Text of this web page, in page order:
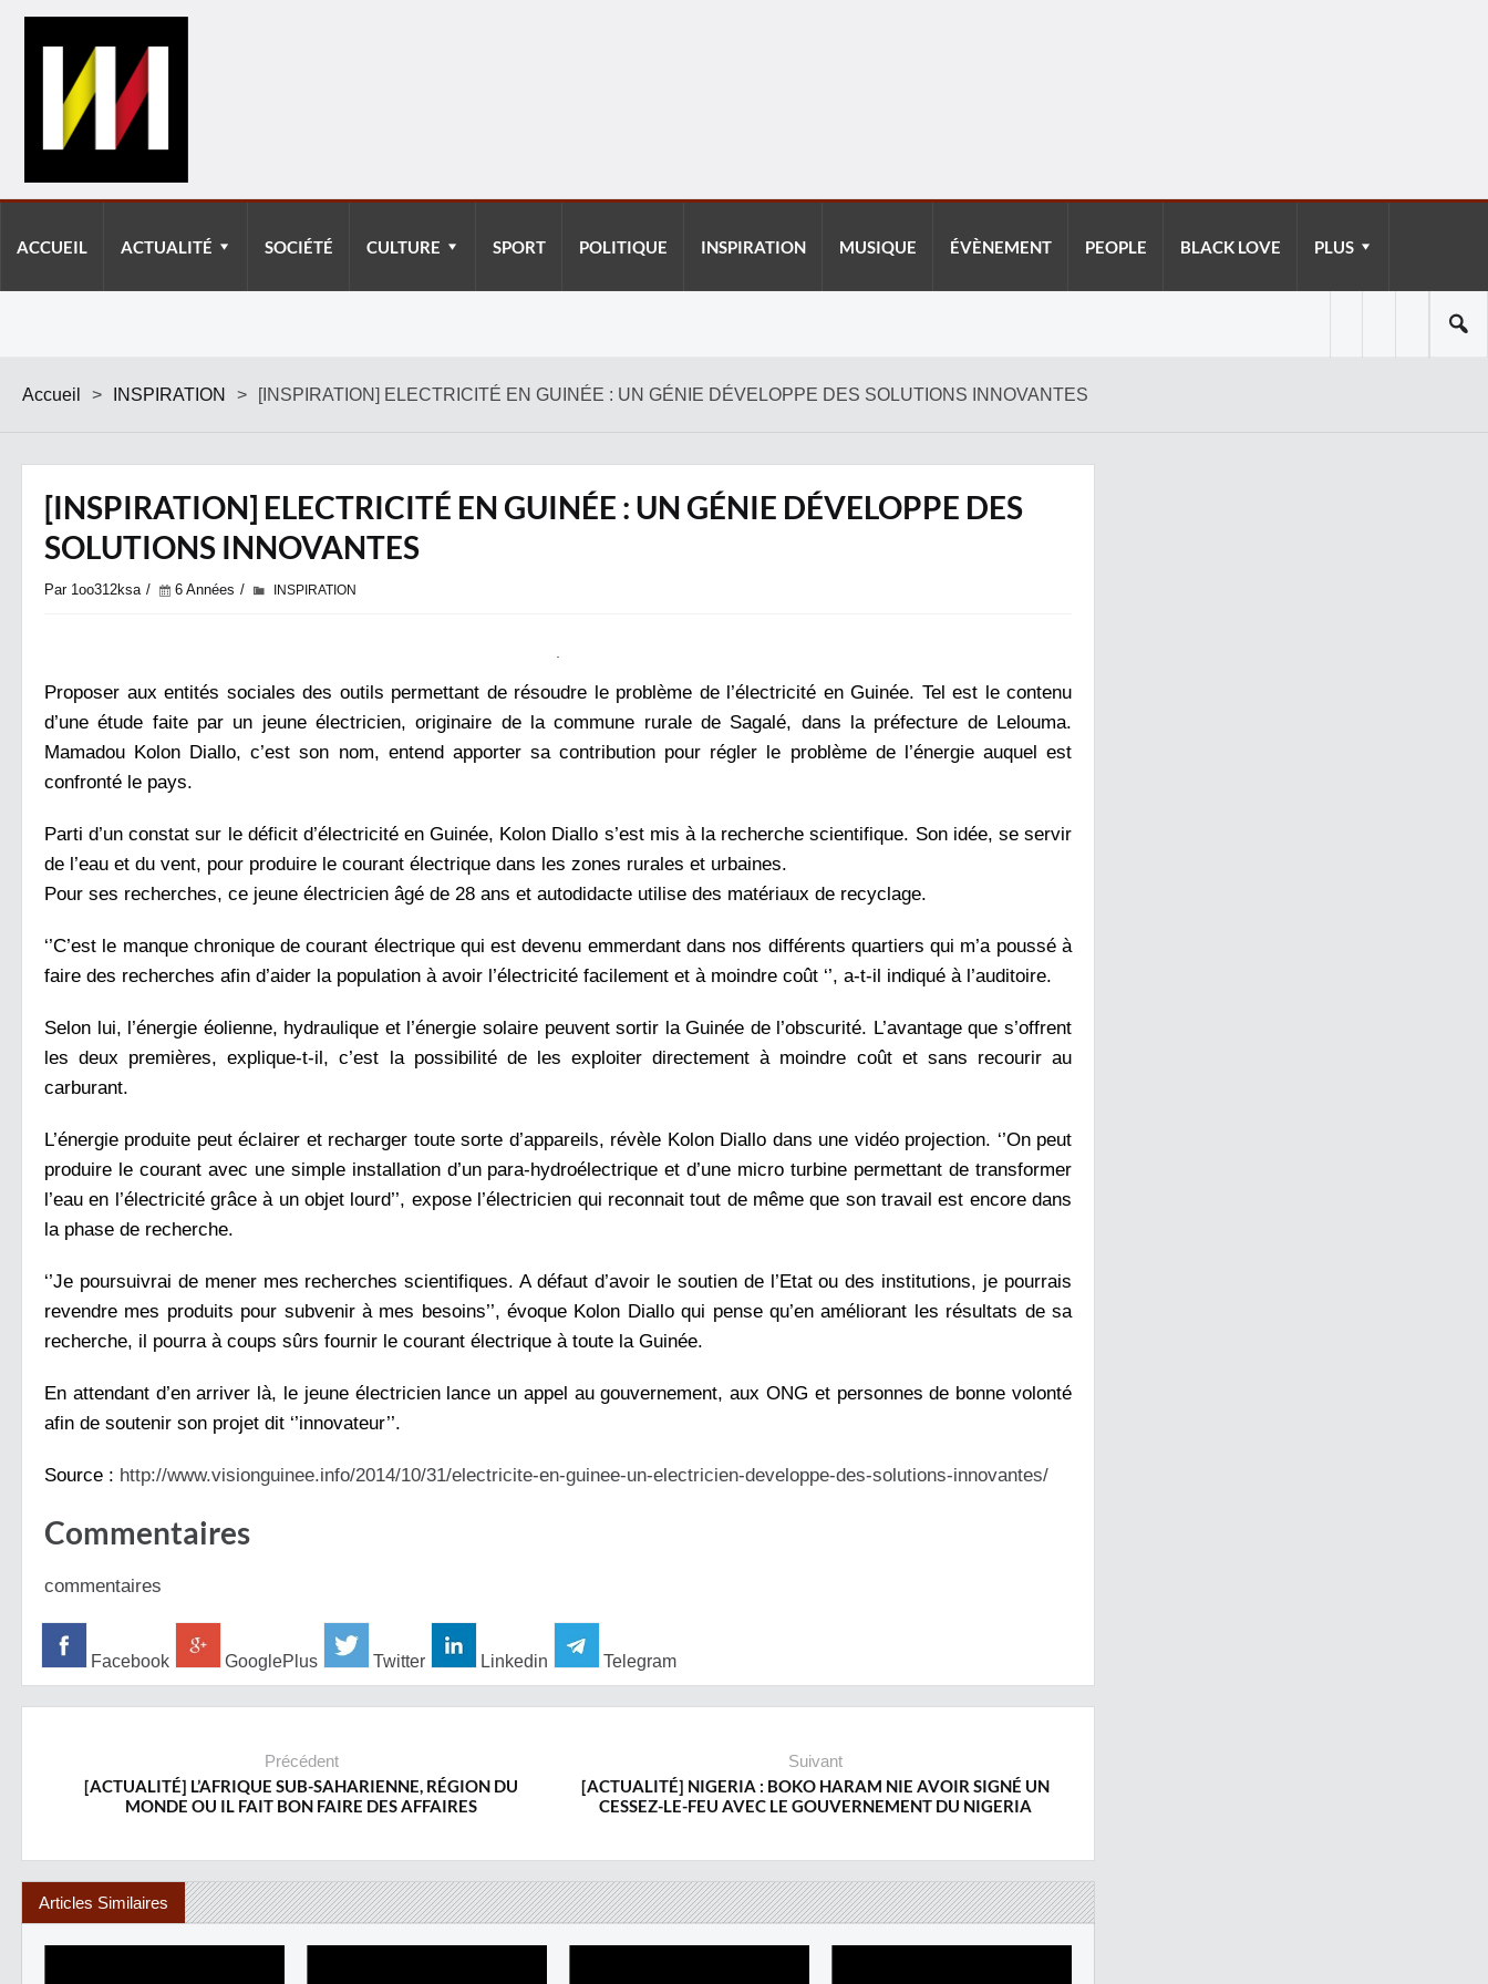
ACCUEIL ACTUALITÉ SOCIÉTÉ CULTURE SPORT POLITIQUE INSPIRATION MUSIQUE ÉVÈNEMENT PEOPLE BLACK LOVE PLUS
Accueil > INSPIRATION > [INSPIRATION] ELECTRICITÉ EN GUINÉE : UN GÉNIE DÉVELOPPE DES SOLUTIONS INNOVANTES
[INSPIRATION] ELECTRICITÉ EN GUINÉE : UN GÉNIE DÉVELOPPE DES
SOLUTIONS INNOVANTES
Par 1oo312ksa 6 Années INSPIRATION
Proposer aux entités sociales des outils permettant de résoudre le problème de l’électricité en Guinée. Tel est le contenu
d’une étude faite par un jeune électricien, originaire de la commune rurale de Sagalé, dans la préfecture de Lelouma.
Mamadou Kolon Diallo, c’est son nom, entend apporter sa contribution pour régler le problème de l’énergie auquel est
confronté le pays.
Parti d’un constat sur le déficit d’électricité en Guinée, Kolon Diallo s’est mis à la recherche scientifique. Son idée, se servir
de l’eau et du vent, pour produire le courant électrique dans les zones rurales et urbaines.
Pour ses recherches, ce jeune électricien âgé de 28 ans et autodidacte utilise des matériaux de recyclage.
‘’C’est le manque chronique de courant électrique qui est devenu emmerdant dans nos différents quartiers qui m’a poussé à
faire des recherches afin d’aider la population à avoir l’électricité facilement et à moindre coût ‘’, a-t-il indiqué à l’auditoire.
Selon lui, l’énergie éolienne, hydraulique et l’énergie solaire peuvent sortir la Guinée de l’obscurité. L’avantage que s’offrent
les deux premières, explique-t-il, c’est la possibilité de les exploiter directement à moindre coût et sans recourir au
carburant.
L’énergie produite peut éclairer et recharger toute sorte d’appareils, révèle Kolon Diallo dans une vidéo projection. ‘’On peut
produire le courant avec une simple installation d’un para-hydroélectrique et d’une micro turbine permettant de transformer
l’eau en l’électricité grâce à un objet lourd’’, expose l’électricien qui reconnait tout de même que son travail est encore dans
la phase de recherche.
‘’Je poursuivrai de mener mes recherches scientifiques. A défaut d’avoir le soutien de l’Etat ou des institutions, je pourrais
revendre mes produits pour subvenir à mes besoins’’, évoque Kolon Diallo qui pense qu’en améliorant les résultats de sa
recherche, il pourra à coups sûrs fournir le courant électrique à toute la Guinée.
En attendant d’en arriver là, le jeune électricien lance un appel au gouvernement, aux ONG et personnes de bonne volonté
afin de soutenir son projet dit ‘’innovateur’’.
Source : http://www.visionguinee.info/2014/10/31/electricite-en-guinee-un-electricien-developpe-des-solutions-innovantes/
Commentaires
commentaires
Facebook GooglePlus Twitter Linkedin Telegram
Précédent
[ACTUALITÉ] L’AFRIQUE SUB-SAHARIENNE, RÉGION DU
MONDE OU IL FAIT BON FAIRE DES AFFAIRES
Suivant
[ACTUALITÉ] NIGERIA : BOKO HARAM NIE AVOIR SIGNÉ UN
CESSEZ-LE-FEU AVEC LE GOUVERNEMENT DU NIGERIA
Articles Similaires